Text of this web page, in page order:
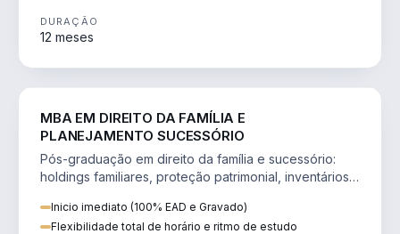
DURAÇÃO
12 meses
MBA EM DIREITO DA FAMÍLIA E
PLANEJAMENTO SUCESSÓRIO
Pós-graduação em direito da família e sucessório:
holdings familiares, proteção patrimonial, inventários
Inicio imediato (100% EAD e Gravado)
Flexibilidade total de horário e ritmo de estudo